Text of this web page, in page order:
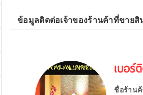
ข้อมูลติดต่อเจ้าของร้านค้าที่ขาย
เบอร์
ชื่อร้าน